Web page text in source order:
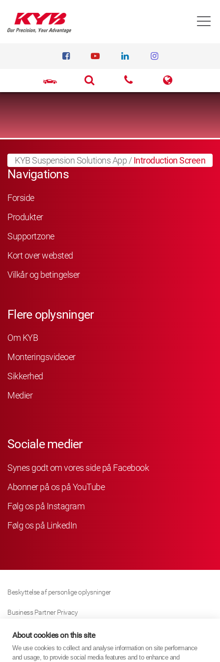
KYB Suspension Solutions App /Introduction Screen
Navigations
Forside
Produkter
Supportzone
Kort over websted
Vilkår og betingelser
Flere oplysninger
Om KYB
Monteringsvideoer
Sikkerhed
Medier
Sociale medier
Synes godt om vores side på Facebook
Abonner på os på YouTube
Følg os på Instagram
Følg os på LinkedIn
Beskyttelse af personlige oplysninger
Business Partner Privacy
Cookie Politik
Modern Slavery Act Policy
About cookies on this site
We use cookies to collect and analyse information on site performance
and usage, to provide social media features and to enhance and